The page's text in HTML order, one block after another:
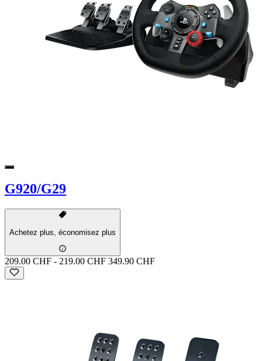
G920/G29
Achetez plus, économisez plus
209.00 CHF - 219.00 CHF 349.90 CHF